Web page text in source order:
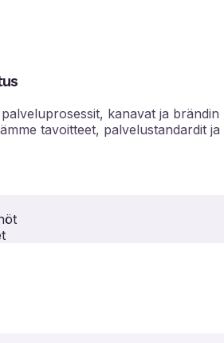
kanavat ja brändin
tavoitteet, palvelustandardit ja